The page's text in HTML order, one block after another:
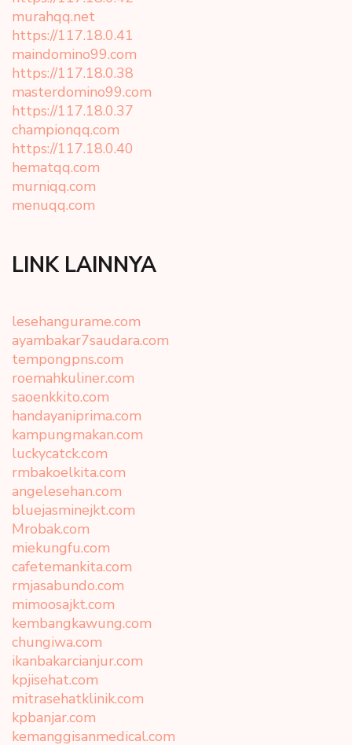
murahqq.net
https://117.18.0.41
maindomino99.com
https://117.18.0.38
masterdomino99.com
https://117.18.0.37
championqq.com
https://117.18.0.40
hematqq.com
murniqq.com
menuqq.com
LINK LAINNYA
lesehangurame.com
ayambakar7saudara.com
tempongpns.com
roemahkuliner.com
saoenkkito.com
handayaniprima.com
kampungmakan.com
luckycatck.com
rmbakoelkita.com
angelesehan.com
bluejasminejkt.com
Mrobak.com
miekungfu.com
cafetemankita.com
rmjasabundo.com
mimoosajkt.com
kembangkawung.com
chungiwa.com
ikanbakarcianjur.com
kpjisehat.com
mitrasehatklinik.com
kpbanjar.com
kemanggisanmedical.com